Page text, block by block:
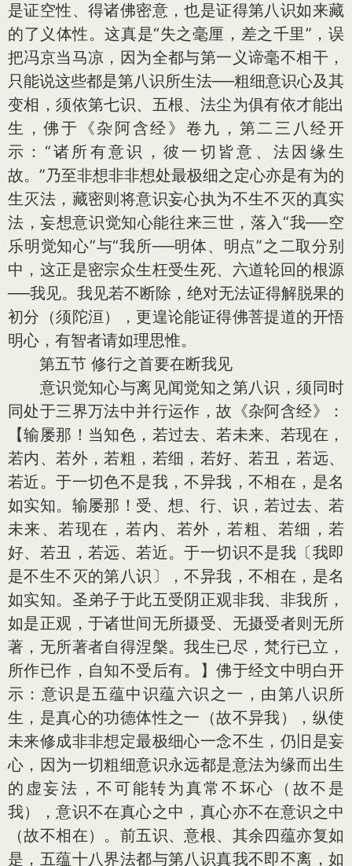
是证空性、得诸佛密意，也是证得第八识如来藏
的了义体性。这真是“失之毫厘，差之千里”，误
把冯京当马凉，因为全都与第一义谛毫不相干，
只能说这些都是第八识所生法──粗细意识心及其
变相，须依第七识、五根、法尘为俱有依才能出
生，佛于《杂阿含经》卷九，第二三八经开
示：“诸所有意识，彼一切皆意、法因缘生
故。”乃至非想非非想处最极细之定心亦是有为的
生灭法，藏密则将意识妄心执为不生不灭的真实
法，妄想意识觉知心能往来三世，落入“我──空
乐明觉知心”与“我所──明体、明点”之二取分别
中，这正是密宗众生枉受生死、六道轮回的根源
──我见。我见若不断除，绝对无法证得解脱果的
初分（须陀洹），更遑论能证得佛菩提道的开悟
明心，有智者请如理思惟。
第五节 修行之首要在断我见
意识觉知心与离见闻觉知之第八识，须同时
同处于三界万法中并行运作，故《杂阿含经》：
【输屡那！当知色，若过去、若未来、若现在，
若内、若外，若粗，若细，若好、若丑，若远、
若近。于一切色不是我，不异我，不相在，是名
如实知。输屡那！受、想、行、识，若过去、若
未来、若现在，若内、若外，若粗、若细，若
好、若丑，若远、若近。于一切识不是我〔我即
是不生不灭的第八识〕，不异我，不相在，是名
如实知。圣弟子于此五受阴正观非我、非我所，
如是正观，于诸世间无所摄受、无摄受者则无所
著，无所著者自得涅槃。我生已尽，梵行已立，
所作已作，自知不受后有。】佛于经文中明白开
示：意识是五蕴中识蕴六识之一，由第八识所
生，是真心的功德体性之一（故不异我），纵使
未来修成非非想定最极细心一念不生，仍旧是妄
心，因为一切粗细意识永远都是意法为缘而出生
的虚妄法，不可能转为真常不坏心（故不是
我），意识不在真心之中，真心亦不在意识之中
（故不相在）。前五识、意根、其余四蕴亦复如
是，五蕴十八界法都与第八识真我不即不离，如